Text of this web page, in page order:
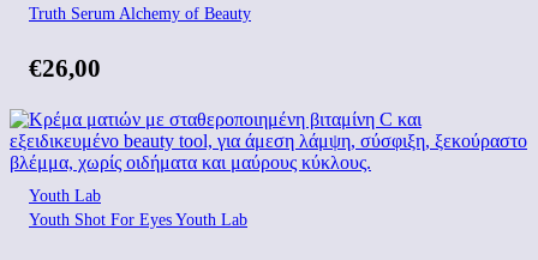
Truth Serum Alchemy of Beauty
€26,00
Youth Lab
Youth Shot For Eyes Youth Lab